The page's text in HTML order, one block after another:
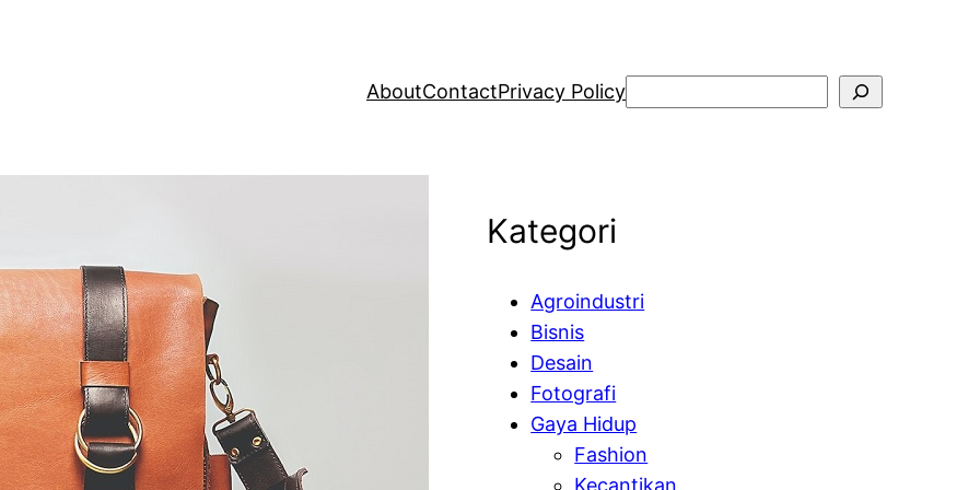
AboutContactPrivacy PolicySearch
Kategori
Agroindustri
Bisnis
Desain
Fotografi
Gaya Hidup
Fashion
Kecantikan